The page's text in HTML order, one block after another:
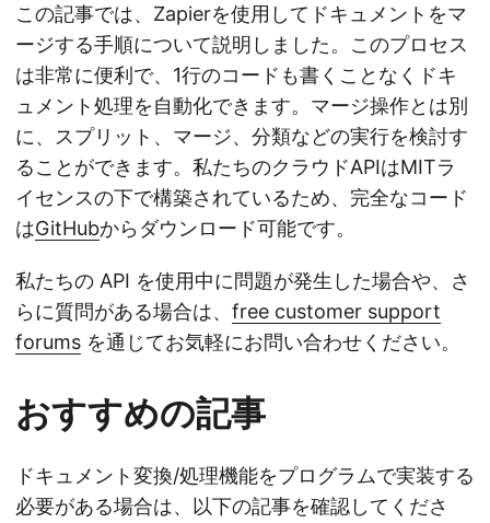
この記事では、Zapierを使用してドキュメントをマ
ージする手順について説明しました。このプロセス
は非常に便利で、1行のコードも書くことなくドキ
ュメント処理を自動化できます。マージ操作とは別
に、スプリット、マージ、分類などの実行を検討す
ることができます。私たちのクラウドAPIはMITラ
イセンスの下で構築されているため、完全なコード
はGitHubからダウンロード可能です。
私たちの API を使用中に問題が発生した場合や、さ
らに質問がある場合は、 free customer support
forums を通じてお気軽にお問い合わせください。
おすすめの記事
ドキュメント変換/処理機能をプログラムで実装する
必要がある場合は、以下の記事を確認してくださ